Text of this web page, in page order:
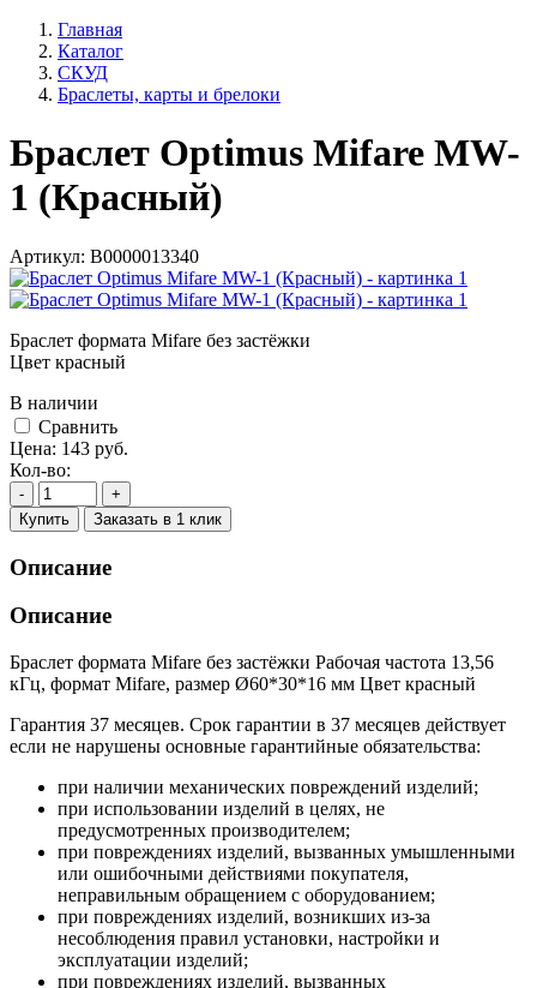
Главная
Каталог
СКУД
Браслеты, карты и брелоки
Браслет Optimus Mifare MW-
1 (Красный)
Артикул: В0000013340
Браслет формата Mifare без застёжки
Цвет красный
В наличии
Cравнить
Цена: 143 руб.
Кол-во:
-
+
Купить
Заказать в 1 клик
Описание
Описание
Браслет формата Mifare без застёжки Рабочая частота 13,56
кГц, формат Mifare, размер Ø60*30*16 мм Цвет красный
Гарантия 37 месяцев. Срок гарантии в 37 месяцев действует
если не нарушены основные гарантийные обязательства:
при наличии механических повреждений изделий;
при использовании изделий в целях, не
предусмотренных производителем;
при повреждениях изделий, вызванных умышленными
или ошибочными действиями покупателя,
неправильным обращением с оборудованием;
при повреждениях изделий, возникших из-за
несоблюдения правил установки, настройки и
эксплуатации изделий;
при повреждениях изделий, вызванных